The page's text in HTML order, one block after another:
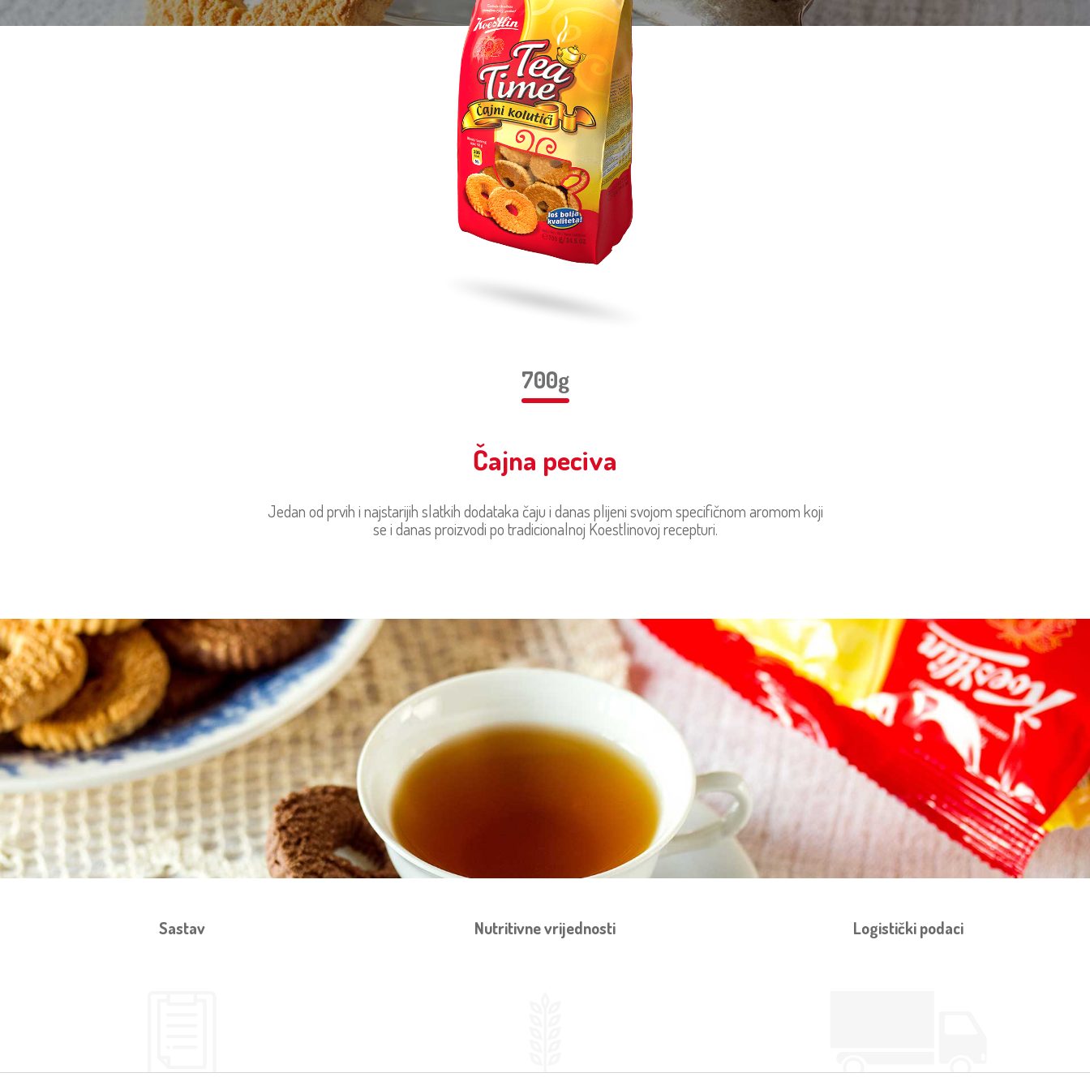
700g
Čajna peciva
Jedan od prvih i najstarijih slatkih dodataka čaju i danas plijeni svojom specifičnom aromom koji
se i danas proizvodi po tradicionalnoj Koestlinovoj recepturi.
Sastav Nutritivne vrijednosti Logistički podaci